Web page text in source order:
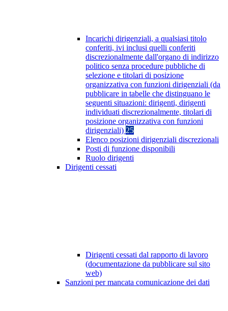
Incarichi dirigenziali, a qualsiasi titolo
conferiti, ivi inclusi quelli conferiti
discrezionalmente dall'organo di indirizzo
politico senza procedure pubbliche di
selezione e titolari di posizione
organizzativa con funzioni dirigenziali (da
pubblicare in tabelle che distinguano le
seguenti situazioni: dirigenti, dirigenti
individuati discrezionalmente, titolari di
posizione organizzativa con funzioni
dirigenziali) 25
Elenco posizioni dirigenziali discrezionali
Posti di funzione disponibili
Ruolo dirigenti
Dirigenti cessati
Dirigenti cessati dal rapporto di lavoro
(documentazione da pubblicare sul sito
web)
Sanzioni per mancata comunicazione dei dati